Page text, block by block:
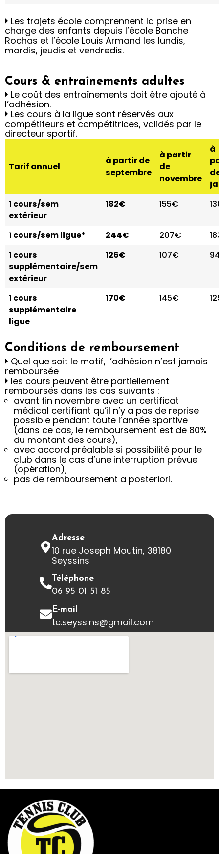
Les trajets école comprennent la prise en
charge des enfants depuis l’école Banche
Rochas et l’école Louis Armand les lundis,
mardis, jeudis et vendredis.
Cours & entraînements adultes
Le coût des entraînements doit être ajouté à
l’adhésion.
Les cours à la ligue sont réservés aux
compétiteurs et compétitrices, validés par le
directeur sportif.
Tarif annuel
à partir de
septembre
à partir
de
novembre
à
1 cours/sem
extérieur
182€ 155€
1 cours/sem ligue* 244€ 207€
1 cours
supplémentaire/sem
extérieur
126€ 107€
1 cours
supplémentaire
ligue
170€ 145€
Conditions de remboursement
Quel que soit le motif, l’adhésion n’est jamais
remboursée
les cours peuvent être partiellement
remboursés dans les cas suivants :
avant fin novembre avec un certificat
médical certifiant qu’il n’y a pas de reprise
possible pendant toute l’année sportive
(dans ce cas, le remboursement est de 80%
du montant des cours),
avec accord préalable si possibilité pour le
club dans le cas d’une interruption prévue
(opération),
pas de remboursement a posteriori.
Adresse
10 rue Joseph Moutin, 38180
Seyssins
Téléphone
06 95 01 51 85
E-mail
tc.seyssins@gmail.com